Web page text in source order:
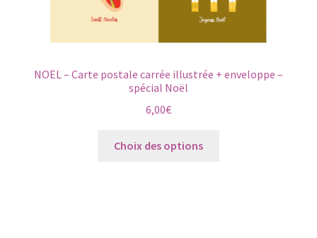
NOEL – Carte postale carrée illustrée + enveloppe –
spécial Noël
6,00€
Choix des options